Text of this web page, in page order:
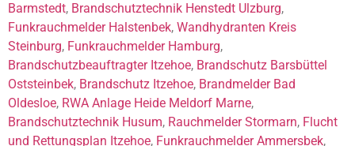
Barmstedt, Brandschutztechnik Henstedt Ulzburg,
Funkrauchmelder Halstenbek, Wandhydranten Kreis
Steinburg, Funkrauchmelder Hamburg,
Brandschutzbeauftragter Itzehoe, Brandschutz Barsbüttel
Oststeinbek, Brandschutz Itzehoe, Brandmelder Bad
Oldesloe, RWA Anlage Heide Meldorf Marne,
Brandschutztechnik Husum, Rauchmelder Stormarn, Flucht
und Rettungsplan Itzehoe, Funkrauchmelder Ammersbek,